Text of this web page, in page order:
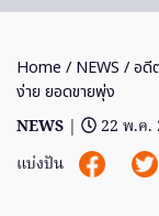
Home / NEWS / อดี
ง่าย ยอดขายพุ่ง
NEWS |
22 พ.ค.
แบ่งปัน